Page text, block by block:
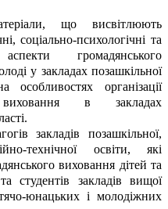
що висвітлюють
соціально-психологічні та
аспекти громадянського
у закладах позашкільної
організації
виховання в закладах
закладів позашкільної,
технічної освіти, які
виховання дітей та
студентів закладів вищої
юнацьких і молодіжних